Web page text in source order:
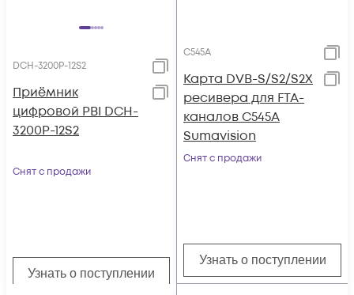
DCH-3200P-12S2
Приёмник
цифровой PBI DCH-
3200P-12S2
Снят с продажи
Узнать о поступлении
C545A
Карта DVB-S/S2/S2X
ресивера для FTA-
каналов C545A
Sumavision
Снят с продажи
Узнать о поступлении